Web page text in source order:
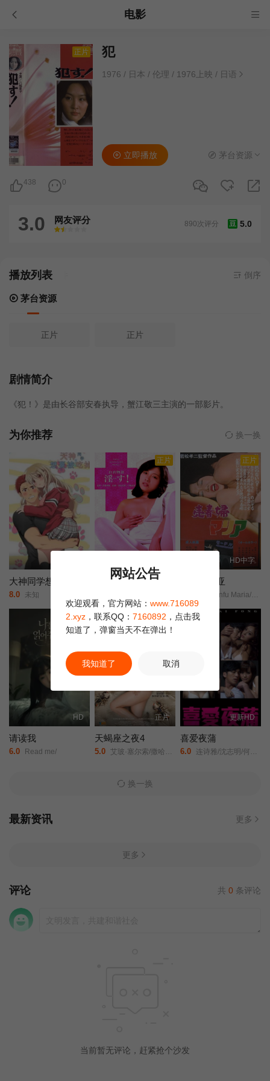
电影
正片 犯
1976 / 日本 / 伦理 / 1976上映 / 日语
438 0
立即播放 茅台资源
3.0 网友评分
很差
较差还行推荐力荐
豆 5.0
890次评分
播放列表 当前资源来
倒序
茅台资源
正片 正片
剧情简介
《犯！》是由长谷部安春执导，蟹江敬三主演的一部影片。
为你推荐 换一换
8.0 未知
正片
白衣天使的故事：下流的行为
正片
HD中字
新宿玛利亚
Baishunfu Maria/Shinjuku Maria/
HD
请读我
6.0 Read me/
正片
天蝎座之夜4
5.0 艾玻·塞尔索/撒哈拉·伯纳莱斯/阿尔比·卡西诺/Marco Mora/
更新HD
喜爱夜蒲
6.0 连诗雅/沈志明/何佩瑜/陈柏宇/
换一换
最新资讯 更多
更多
评论 共 0 条评论
当前暂无评论，赶紧抢个沙发
网站公告
欢迎观看，官方网站： www.716089
2.xyz ，联系QQ： 7160892 ，点击我
知道了，弹窗当天不在弹出！
我知道了 取消